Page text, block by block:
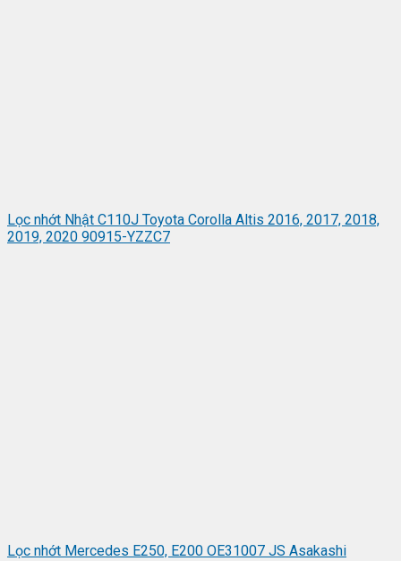
Lọc nhớt Nhật C110J Toyota Corolla Altis 2016, 2017, 2018,
2019, 2020 90915-YZZC7
Lọc nhớt Mercedes E250, E200 OE31007 JS Asakashi